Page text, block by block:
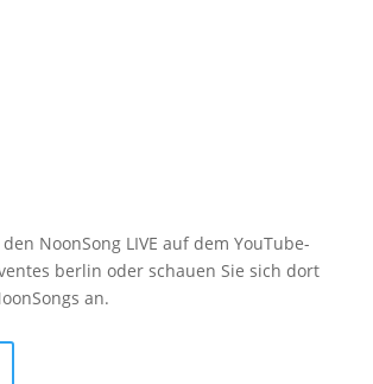
NoonSong LIVE auf dem YouTube-
berlin oder schauen Sie sich dort
an.